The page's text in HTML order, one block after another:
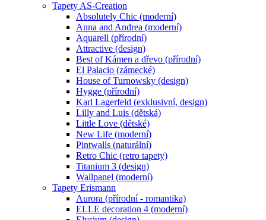
Tapety AS-Creation
Absolutely Chic (moderní)
Anna and Andrea (moderní)
Aquarell (přírodní)
Attractive (design)
Best of Kámen a dřevo (přírodní)
El Palacio (zámecké)
House of Turnowsky (design)
Hygge (přírodní)
Karl Lagerfeld (exklusivní, design)
Lilly and Luis (dětská)
Little Love (dětské)
New Life (moderní)
Pintwalls (naturální)
Retro Chic (retro tapety)
Titanium 3 (design)
Wallpanel (moderní)
Tapety Erismann
Aurora (přírodní - romantika)
ELLE decoration 4 (moderní)